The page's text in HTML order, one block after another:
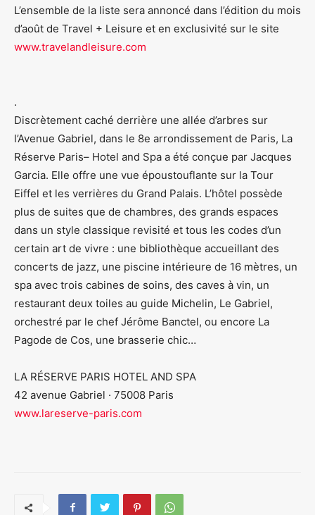
L’ensemble de la liste sera annoncé dans l’édition du mois
d’août de Travel + Leisure et en exclusivité sur le site
www.travelandleisure.com
.
Discrètement caché derrière une allée d’arbres sur
l’Avenue Gabriel, dans le 8e arrondissement de Paris, La
Réserve Paris– Hotel and Spa a été conçue par Jacques
Garcia. Elle offre une vue époustouflante sur la Tour
Eiffel et les verrières du Grand Palais. L’hôtel possède
plus de suites que de chambres, des grands espaces
dans un style classique revisité et tous les codes d’un
certain art de vivre : une bibliothèque accueillant des
concerts de jazz, une piscine intérieure de 16 mètres, un
spa avec trois cabines de soins, des caves à vin, un
restaurant deux toiles au guide Michelin, Le Gabriel,
orchestré par le chef Jérôme Banctel, ou encore La
Pagode de Cos, une brasserie chic…
LA RÉSERVE PARIS HOTEL AND SPA
42 avenue Gabriel · 75008 Paris
www.lareserve-paris.com